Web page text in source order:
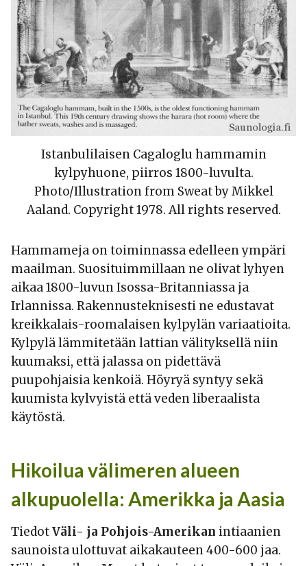
Istanbulilaisen Cagaloglu hammamin
kylpyhuone, piirros 1800-luvulta.
Photo/Illustration from Sweat by Mikkel
Aaland. Copyright 1978. All rights reserved.
Hammameja on toiminnassa edelleen ympäri
maailman. Suosituimmillaan ne olivat lyhyen
aikaa 1800-luvun Isossa-Britanniassa ja
Irlannissa. Rakennusteknisesti ne edustavat
kreikkalais-roomalaisen kylpylän variaatioita.
Kylpylä lämmitetään lattian välityksellä niin
kuumaksi, että jalassa on pidettävä
puupohjaisia kenkoiä. Höyryä syntyy sekä
kuumista kylvyistä että veden liberaalista
käytöstä.
Hikoilua välimeren alueen
alkupuolella: Amerikka ja Aasia
TiedotVäli- ja Pohjois-Amerikan intiaanien
saunoista ulottuvat aikakauteen 400-600 jaa.